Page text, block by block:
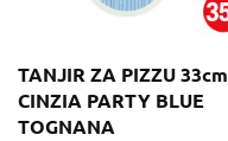
TANJIR ZA PIZZU 33cm
CINZIA PARTY BLUE
TOGNANA